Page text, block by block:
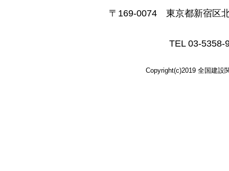
〒169-0074 東京都新宿区
TEL 03-
Copyright(c)2019 全国建設